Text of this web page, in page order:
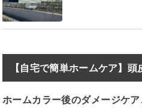
【自宅で簡単ホームケア】
ホームカラー後のダメージケ